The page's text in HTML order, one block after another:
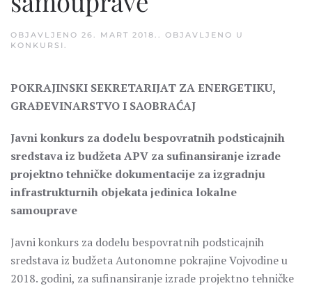
OBJAVLJENO 26. MART 2018. . OBJAVLJENO U
KONKURSI .
POKRAJINSKI SEKRETARIJAT ZA ENERGETIKU,
GRAĐEVINARSTVO I SAOBRAĆAJ
Javni konkurs za dodelu bespovratnih podsticajnih
sredstava iz budžeta APV za sufinansiranje izrade
projektno tehničke dokumentacije za izgradnju
infrastrukturnih objekata jedinica lokalne
samouprave
Javni konkurs za dodelu bespovratnih podsticajnih
sredstava iz budžeta Autonomne pokrajine Vojvodine u
2018. godini, za sufinansiranje izrade projektno tehničke